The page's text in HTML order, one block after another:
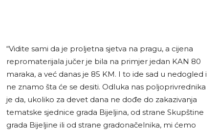
“Vidite sami da je proljetna sjetva na pragu, a cijena
repromaterijala jučer je bila na primjer jedan KAN 80
maraka, a već danas je 85 KM. I to ide sad u nedogled i
ne znamo šta će se desiti. Odluka nas poljoprivrednika
je da, ukoliko za devet dana ne dođe do zakazivanja
tematske sjednice grada Bijeljina, od strane Skupštine
grada Bijeljine ili od strane gradonačelnika, mi ćemo